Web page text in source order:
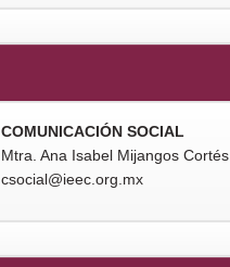
COMUNICACIÓN SOCIAL
Mtra. Ana Isabel Mijangos Cortés
csocial@ieec.org.mx